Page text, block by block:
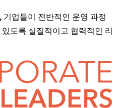
업들이 전반적인 운영 과정
도록 실질적이고 협력적인 리